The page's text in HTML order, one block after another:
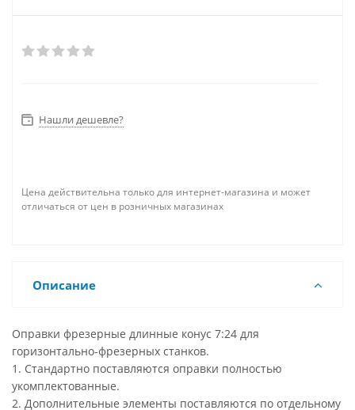
Нашли дешевле?
Цена действительна только для интернет-магазина и может
отличаться от цен в розничных магазинах
Описание
Оправки фрезерные длинные конус 7:24 для
горизонтально-фрезерных станков.
1. Стандартно поставляются оправки полностью
укомплектованные.
2. Дополнительные элементы поставляются по отдельному